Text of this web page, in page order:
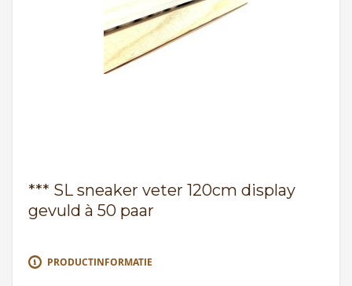
*** SL sneaker veter 120cm display
gevuld à 50 paar
PRODUCTINFORMATIE